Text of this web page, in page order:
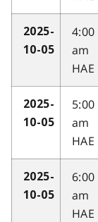
2025-
10-05
4:00
am
HAE
2025-
10-05
5:00
am
HAE
2025-
10-05
6:00
am
HAE